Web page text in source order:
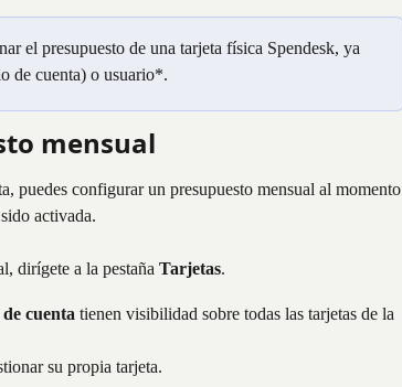
el presupuesto de una tarjeta física Spendesk, ya
de cuenta) o usuario*.
mensual
puedes configurar un presupuesto mensual al momento
activada.
dirígete a la pestaña Tarjetas.
cuenta tienen visibilidad sobre todas las tarjetas de la
su propia tarjeta.